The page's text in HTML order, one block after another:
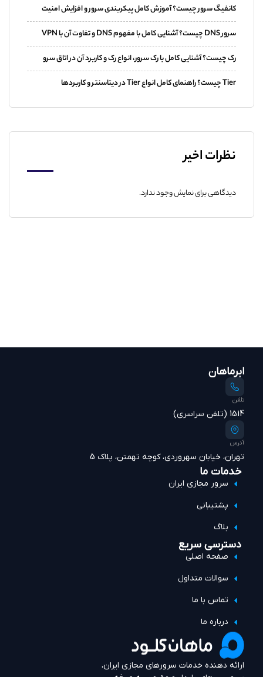
کانفیگ سرور چیست؟ آموزش کامل پیکربندی سرور و افزایش امنیت
سرور DNS چیست؟ آشنایی کامل با مفهوم DNS و تفاوت آن با VPN
رک چیست؟ آشنایی کامل با رک سرور، انواع رک و کاربرد آن در اتاق سرو
Tier چیست؟ راهنمای کامل انواع Tier در دیتاسنتر و کاربردها
نظرات اخیر
دیدگاهی برای نمایش وجود ندارد.
ارائه دهنده خدمات سرورهای مجازی ایران،
دسترسی سریع
صفحه اصلی
سوالات متداول
تماس با ما
درباره ما
خدمات ما
سرور مجازی ایران
پشتیبانی
بلاگ
ابرماهان
تلفن
1514 (تلفن سراسری)
آدرس
تهران، خیابان سهروردی، کوچه تهمتن، پلاک 5